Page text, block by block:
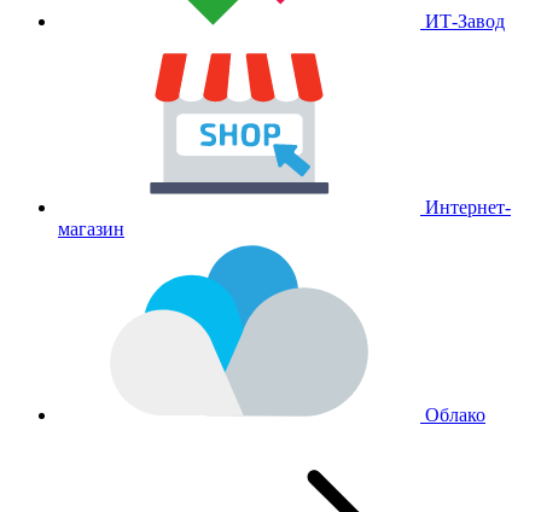
ИТ-Завод
Интернет-
магазин
Облако